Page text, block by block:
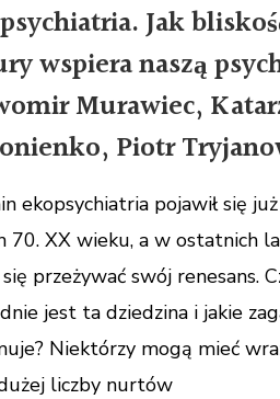
natury
wspiera
psychikę
–
Murawiec,
Katarzyna
Piotr
Tryjanowski
Jak
wspiera naszą
Murawiec,
Piotr
ekopsychiatria pojawił się
70. XX wieku, a w ostatnich
przeżywać swój renesans.
jest ta dziedzina i jakie
Niektórzy mogą mieć
liczby nurtów